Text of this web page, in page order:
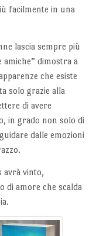
facilmente in una
lascia sempre più
amiche” dimostra a
che esiste
solo grazie alla
di avere
in grado non solo di
dalle emozioni
avrà vinto,
di amore che scalda